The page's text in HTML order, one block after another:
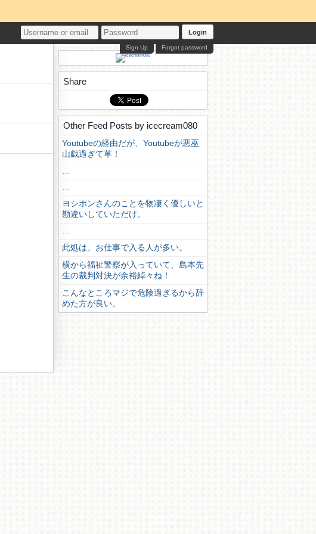
Login
Forgot password
Sign Up
Share
Other Feed Posts by icecream080
Youtubeの経由だが、Youtubeが悪巫
山戯過ぎて草！
ヨシポンさんのことを物凄く優しいと
勘違いしていただけ。
此処は、お仕事で入る人が多い。
横から福祉警察が入っていて、島本先
生の裁判対決が余裕綽々ね！
こんなところマジで危険過ぎるから辞
めた方が良い。